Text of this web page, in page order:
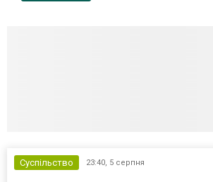
Суспільство 23:40, 5 серпня